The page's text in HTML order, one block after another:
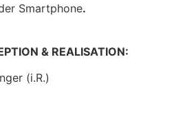
Smartphone.
& REALISATION:
(i.R.)